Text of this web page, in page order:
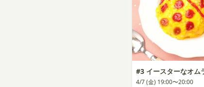
#3 イースターなオム
4/7 (金) 19:00〜20:00